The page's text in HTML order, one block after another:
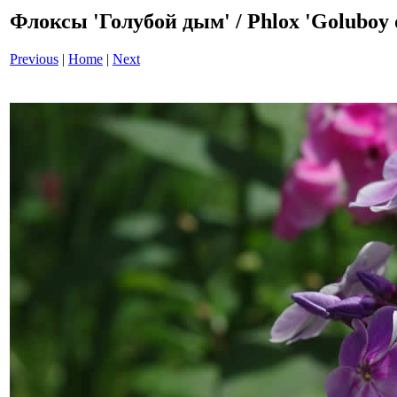
Флоксы 'Голубой дым' / Phlox 'Goluboy
Previous | Home | Next